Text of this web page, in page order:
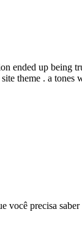
ended up being
theme . a tones
você precisa saber